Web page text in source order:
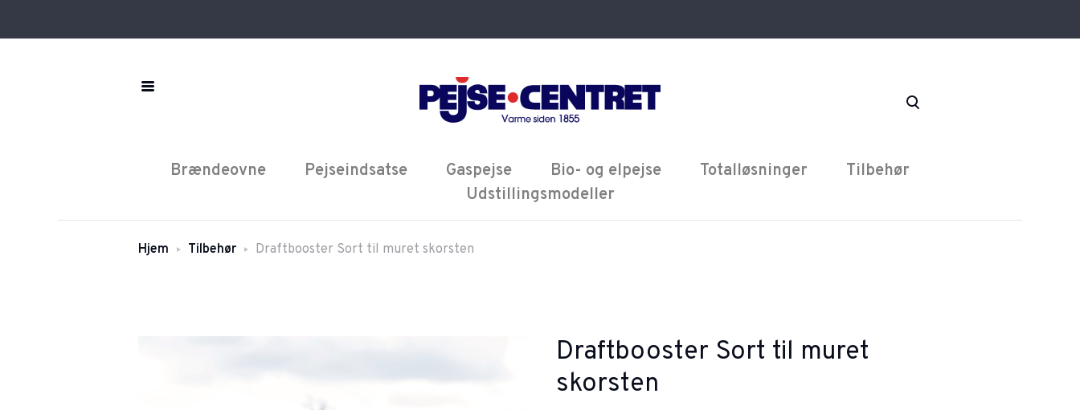
Brændeovne Pejseindsatse Gaspejse Bio- og elpejse Totalløsninger
Tilbehør
Udstillingsmodeller
Hjem Tilbehør Draftbooster Sort til muret skorsten
Draftbooster Sort til muret
skorsten